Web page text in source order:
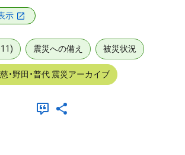
示
震災への備え 被災状況
・野田・普代 震災アーカイブ